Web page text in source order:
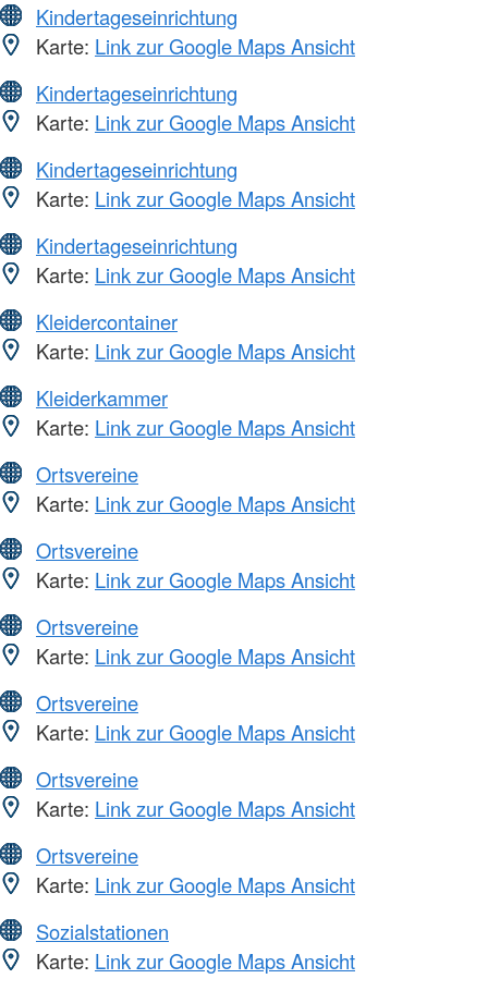
Kindertageseinrichtung
Karte: Link zur Google Maps Ansicht
Kindertageseinrichtung
Karte: Link zur Google Maps Ansicht
Kindertageseinrichtung
Karte: Link zur Google Maps Ansicht
Kindertageseinrichtung
Karte: Link zur Google Maps Ansicht
Kleidercontainer
Karte: Link zur Google Maps Ansicht
Kleiderkammer
Karte: Link zur Google Maps Ansicht
Ortsvereine
Karte: Link zur Google Maps Ansicht
Ortsvereine
Karte: Link zur Google Maps Ansicht
Ortsvereine
Karte: Link zur Google Maps Ansicht
Ortsvereine
Karte: Link zur Google Maps Ansicht
Ortsvereine
Karte: Link zur Google Maps Ansicht
Ortsvereine
Karte: Link zur Google Maps Ansicht
Sozialstationen
Karte: Link zur Google Maps Ansicht